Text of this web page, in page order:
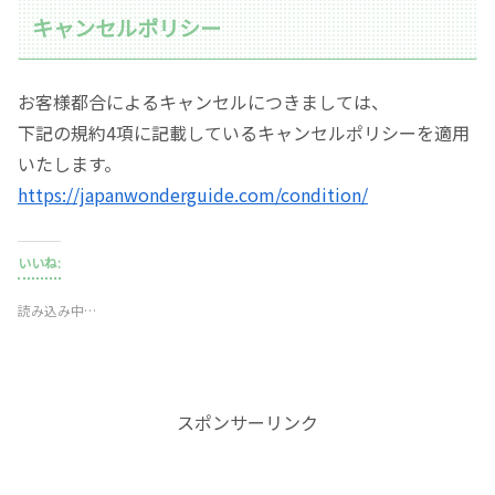
キャンセルポリシー
お客様都合によるキャンセルにつきましては、
下記の規約4項に記載しているキャンセルポリシーを適用
いたします。
https://japanwonderguide.com/condition/
いいね:
読み込み中…
スポンサーリンク